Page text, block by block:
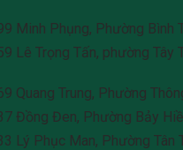
Minh Phụng, Phường Bình
Lê Trọng Tấn, phường Tây
Quang Trung, Phường
Đồng Đen, Phường Bảy
Lý Phục Man, Phường Tân